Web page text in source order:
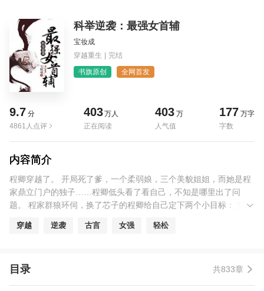
科举逆袭：最强女首辅
宝妆成
穿越重生 | 完结
书旗原创 全网首发
9.7 分
4861人点评
403万人
正在阅读
403 万
人气值
177 万字
字数
内容简介
程卿穿越了。 开局死了爹，一个柔弱娘，三个美貌姐姐，而她是程
家鼎立门户的独子……程卿低头看了看自己，不知是哪里出了问
题。 程家群狼环伺，换了芯子的程卿给自己定下两个小目标： 第
要位列人臣，也要寿终正寝！
穿越 逆袭 古言 女强 轻松
目录 共833章